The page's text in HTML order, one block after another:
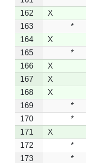
162
X
163
*
164
X
165
*
166
X
167
X
168
X
169
*
170
*
171
X
172
*
173
*